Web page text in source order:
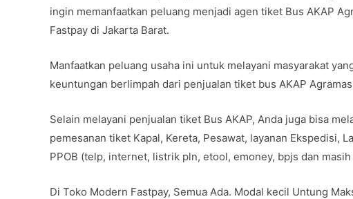
ingin memanfaatkan peluang menjadi agen tiket Bus AKAP
Fastpay di Jakarta Barat.
Manfaatkan peluang usaha ini untuk melayani masyarakat
keuntungan berlimpah dari penjualan tiket bus AKAP
Selain melayani penjualan tiket Bus AKAP, Anda juga bisa
pemesanan tiket Kapal, Kereta, Pesawat, layanan Ekspedisi,
PPOB (telp, internet, listrik pln, etool, emoney, bpjs dan masih
Di Toko Modern Fastpay, Semua Ada. Modal kecil Untung